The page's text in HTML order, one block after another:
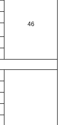
46